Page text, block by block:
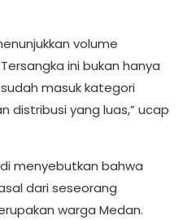
volume
ini bukan hanya
masuk kategori
distribusi yang luas,” ucap
menyebutkan bahwa
dari seseorang
warga Medan.